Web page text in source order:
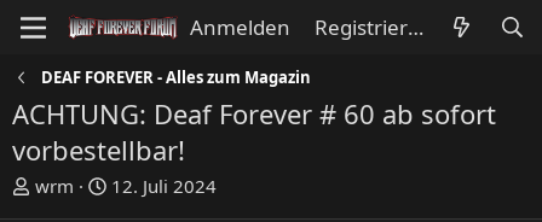
Anmelden Registrieren
DEAF FOREVER - Alles zum Magazin
ACHTUNG: Deaf Forever # 60 ab sofort
vorbestellbar!
E
wrm
E
12. Juli 2024